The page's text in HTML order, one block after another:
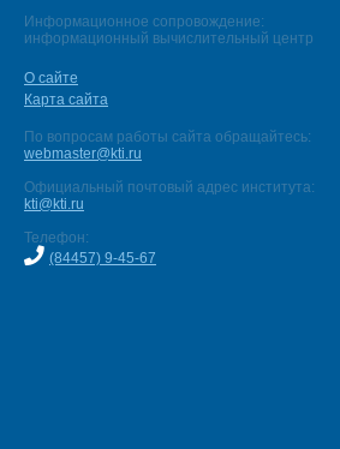
Информационное сопровождение:
информационный вычислительный центр
О сайте
Карта сайта
По вопросам работы сайта обращайтесь:
webmaster@kti.ru
Официальный почтовый адрес института:
kti@kti.ru
Телефон:
(84457) 9-45-67